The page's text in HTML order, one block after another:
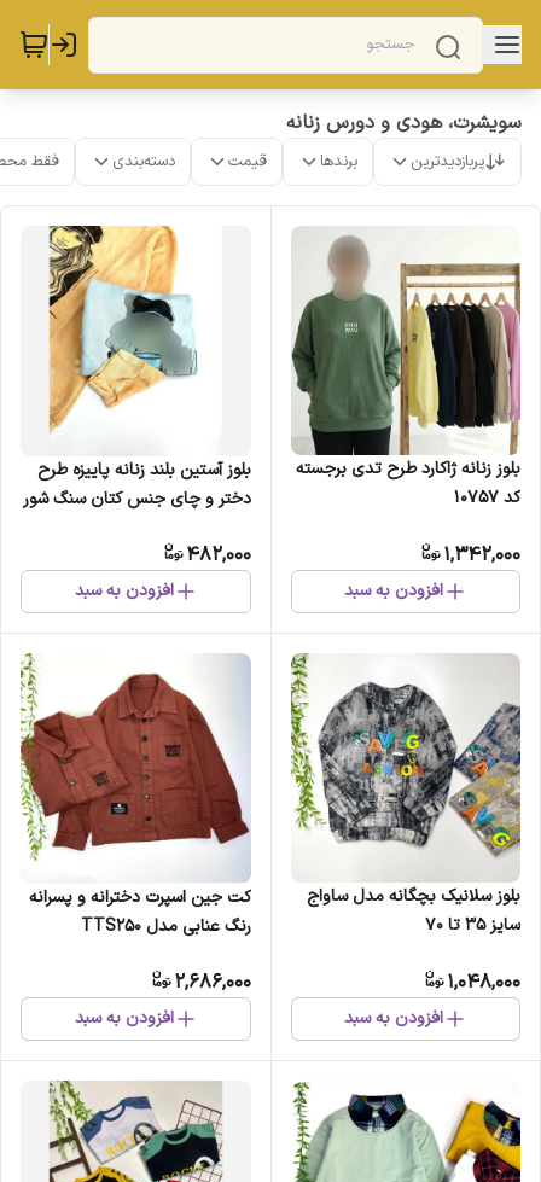
سویشرت، هودی و دورس زنانه
پربازدیدترین برندها قیمت دسته‌بندی فقط
بلوز زنانه ژاکارد طرح تدی برجسته
کد 10757
1,342,000
افزودن به سبد
بلوز آستین بلند زنانه پاییزه طرح
دختر و چای جنس کتان سنگ شور
482,000
افزودن به سبد
بلوز سلانیک بچگانه مدل ساواج
سایز 35 تا 70
1,048,000
افزودن به سبد
کت جین اسپرت دخترانه و پسرانه
رنگ عنابی مدل TTS250
2,686,000
افزودن به سبد